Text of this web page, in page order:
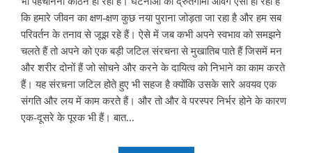
कि हमारे जीवन का क्षण-क्षण कुछ नया पुराना जोड़ता जा रहा है और हम सब
परिवर्तन के तनाव से जूझ रहे हैं। ऐसे में जब कभी अपने स्वभाव को समझने
चलते हैं तो अपने को एक बड़ी जटिल संरचना से मुखातिब पाते हैं जिसमें मन
और शरीर दोनों हैं जो सोचने और करने के दायित्व को निभाने का काम करते
हैं। यह संरचना जटिल होते हुए भी सहज है क्योंकि उसके सारे अवयव एक
संगति और लय में काम करते हैं। और तो और वे परस्पर निर्भर होने के कारण
एक-दूसरे के पूरक भी हैं। बात...